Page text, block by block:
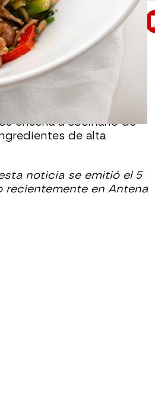
WhatsappFacebook
de ternera, un plato
convertido en una
carne tierna, verduras
satisface el paladar y
enseña a cocinarlo de
de alta
noticia se emitió el 5
recientemente en Antena